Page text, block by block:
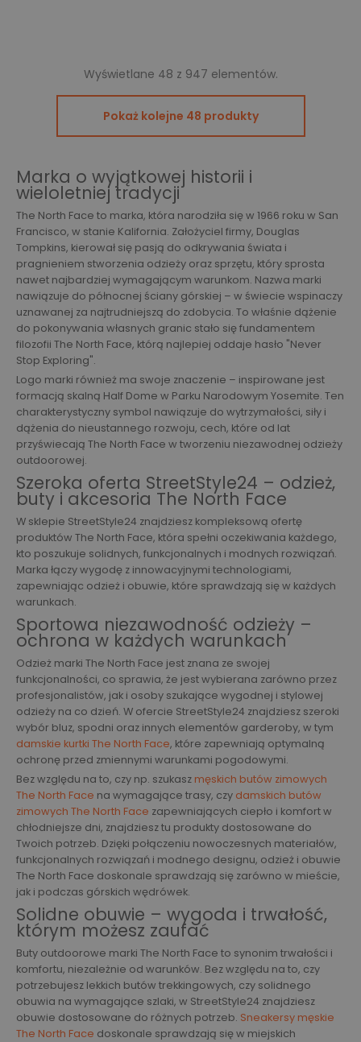
Wyświetlane 48 z 947 elementów.
Pokaż kolejne 48 produkty
Marka o wyjątkowej historii i
wieloletniej tradycji
The North Face to marka, która narodziła się w 1966 roku w San
Francisco, w stanie Kalifornia. Założyciel firmy, Douglas
Tompkins, kierował się pasją do odkrywania świata i
pragnieniem stworzenia odzieży oraz sprzętu, który sprosta
nawet najbardziej wymagającym warunkom. Nazwa marki
nawiązuje do północnej ściany górskiej – w świecie wspinaczy
uznawanej za najtrudniejszą do zdobycia. To właśnie dążenie
do pokonywania własnych granic stało się fundamentem
filozofii The North Face, którą najlepiej oddaje hasło "Never
Stop Exploring".
Logo marki również ma swoje znaczenie – inspirowane jest
formacją skalną Half Dome w Parku Narodowym Yosemite. Ten
charakterystyczny symbol nawiązuje do wytrzymałości, siły i
dążenia do nieustannego rozwoju, cech, które od lat
przyświecają The North Face w tworzeniu niezawodnej odzieży
outdoorowej.
Szeroka oferta StreetStyle24 – odzież,
buty i akcesoria The North Face
W sklepie StreetStyle24 znajdziesz kompleksową ofertę
produktów The North Face, która spełni oczekiwania każdego,
kto poszukuje solidnych, funkcjonalnych i modnych rozwiązań.
Marka łączy wygodę z innowacyjnymi technologiami,
zapewniając odzież i obuwie, które sprawdzają się w każdych
warunkach.
Sportowa niezawodność odzieży –
ochrona w każdych warunkach
Odzież marki The North Face jest znana ze swojej
funkcjonalności, co sprawia, że jest wybierana zarówno przez
profesjonalistów, jak i osoby szukające wygodnej i stylowej
odzieży na co dzień. W ofercie StreetStyle24 znajdziesz szeroki
wybór bluz, spodni oraz innych elementów garderoby, w tym
damskie kurtki The North Face, które zapewniają optymalną
ochronę przed zmiennymi warunkami pogodowymi.
Bez względu na to, czy np. szukasz męskich butów zimowych
The North Face na wymagające trasy, czy damskich butów
zimowych The North Face zapewniających ciepło i komfort w
chłodniejsze dni, znajdziesz tu produkty dostosowane do
Twoich potrzeb. Dzięki połączeniu nowoczesnych materiałów,
funkcjonalnych rozwiązań i modnego designu, odzież i obuwie
The North Face doskonale sprawdzają się zarówno w mieście,
jak i podczas górskich wędrówek.
Solidne obuwie – wygoda i trwałość,
którym możesz zaufać
Buty outdoorowe marki The North Face to synonim trwałości i
komfortu, niezależnie od warunków. Bez względu na to, czy
potrzebujesz lekkich butów trekkingowych, czy solidnego
obuwia na wymagające szlaki, w StreetStyle24 znajdziesz
obuwie dostosowane do różnych potrzeb. Sneakersy męskie
The North Face doskonale sprawdzają się w miejskich